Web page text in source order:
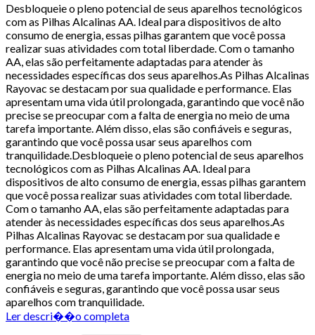
Desbloqueie o pleno potencial de seus aparelhos tecnológicos
com as Pilhas Alcalinas AA. Ideal para dispositivos de alto
consumo de energia, essas pilhas garantem que você possa
realizar suas atividades com total liberdade. Com o tamanho
AA, elas são perfeitamente adaptadas para atender às
necessidades específicas dos seus aparelhos.As Pilhas Alcalinas
Rayovac se destacam por sua qualidade e performance. Elas
apresentam uma vida útil prolongada, garantindo que você não
precise se preocupar com a falta de energia no meio de uma
tarefa importante. Além disso, elas são confiáveis e seguras,
garantindo que você possa usar seus aparelhos com
tranquilidade.Desbloqueie o pleno potencial de seus aparelhos
tecnológicos com as Pilhas Alcalinas AA. Ideal para
dispositivos de alto consumo de energia, essas pilhas garantem
que você possa realizar suas atividades com total liberdade.
Com o tamanho AA, elas são perfeitamente adaptadas para
atender às necessidades específicas dos seus aparelhos.As
Pilhas Alcalinas Rayovac se destacam por sua qualidade e
performance. Elas apresentam uma vida útil prolongada,
garantindo que você não precise se preocupar com a falta de
energia no meio de uma tarefa importante. Além disso, elas são
confiáveis e seguras, garantindo que você possa usar seus
aparelhos com tranquilidade.
Ler descri��o completa